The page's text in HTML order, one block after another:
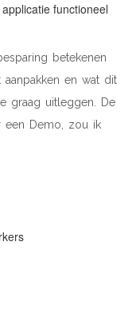
functioneel
betekenen
en wat dit
graag uitleggen. De
een Demo, zou ik